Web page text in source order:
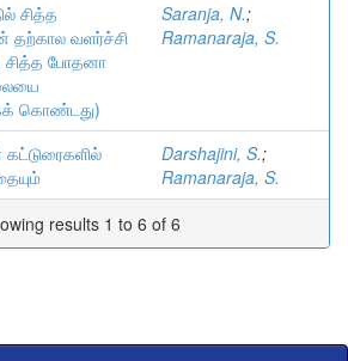
சித்த
தற்கால வளர்ச்சி
சித்த போதனா
கொண்டது)
Saranja, N.;
Ramanaraja, S.
கட்டுரைகளில்
Darshajini, S.;
Ramanaraja, S.
results 1 to 6 of 6